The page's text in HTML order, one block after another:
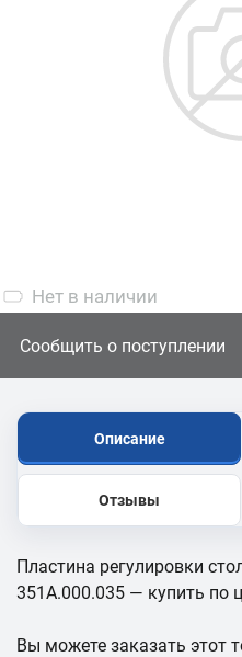
Нет в наличии
Сообщить о поступлении
Описание
Отзывы
Пластина регулировки
351А.000.035 — купить по
Вы можете заказать этот